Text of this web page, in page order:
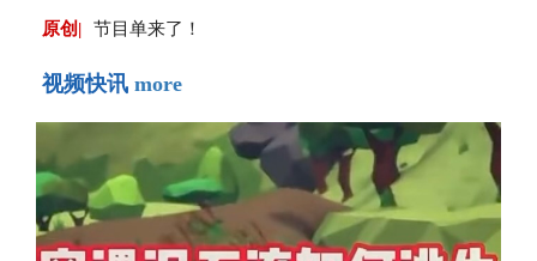
原创| 节目单来了！
视频快讯 more